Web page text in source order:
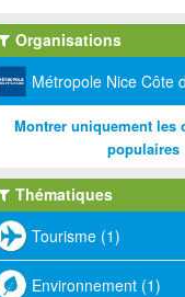
Organisations
Métropole Nice Côte
Montrer uniquement les
populaires
Thématiques
Tourisme (1)
Environnement (1)